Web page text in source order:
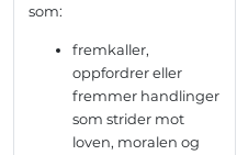
som:
fremkaller,
oppfordrer eller
fremmer handlinger
som strider mot
loven, moralen og